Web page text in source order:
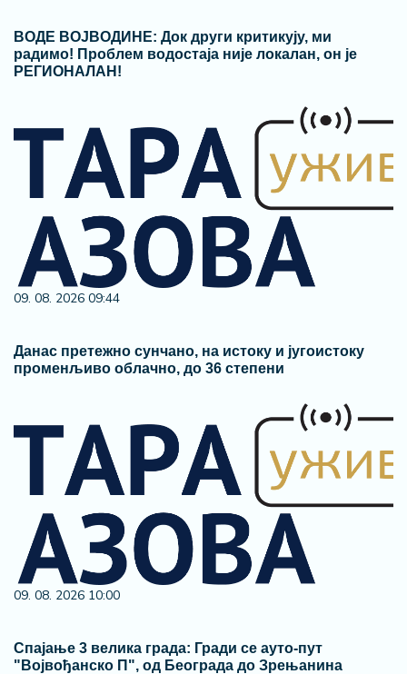
ВОДЕ ВОЈВОДИНЕ: Док други критикују, ми
радимо! Проблем водостаја није локалан, он је
РЕГИОНАЛАН!
09. 08. 2026 09:44
Данас претежно сунчано, на истоку и југоистоку
променљиво облачно, до 36 степени
09. 08. 2026 10:00
Спајање 3 велика града: Гради се ауто-пут
"Војвођанско П", од Београда до Зрењанина